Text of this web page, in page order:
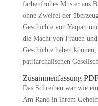
farbenfrohes Muster aus
ohne Zweifel der
Geschichte von Yaqian
die Macht von Frauen
Geschichte haben
patriarchalischen
Zusammenfassung
Das Schreiben war wie
Am Rand in ihrem